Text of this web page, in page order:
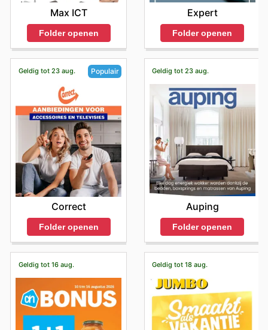
Max ICT
Folder openen
Expert
Folder openen
Geldig tot 23 aug. Populair
Correct
Folder openen
Geldig tot 23 aug.
Auping
Folder openen
Geldig tot 16 aug. Geldig tot 18 aug.